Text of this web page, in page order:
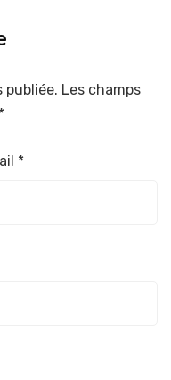
publiée. Les champs
*
*